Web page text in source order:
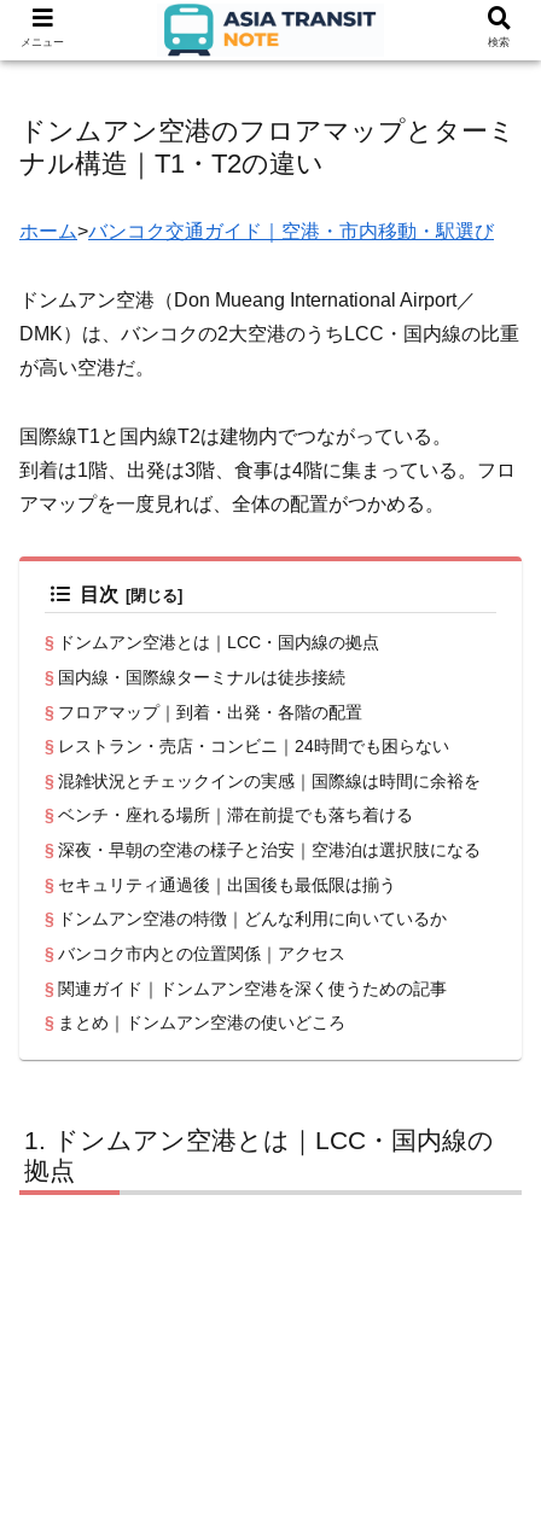
ドンムアン空港のフロアマップとターミ
ナル構造｜T1・T2の違い
ホーム>バンコク交通ガイド｜空港・市内移動・駅選び
ドンムアン空港（Don Mueang International Airport／
DMK）は、バンコクの2大空港のうちLCC・国内線の比重
が高い空港だ。
国際線T1と国内線T2は建物内でつながっている。
到着は1階、出発は3階、食事は4階に集まっている。フロ
アマップを一度見れば、全体の配置がつかめる。
目次
ドンムアン空港とは｜LCC・国内線の拠点
国内線・国際線ターミナルは徒歩接続
フロアマップ｜到着・出発・各階の配置
レストラン・売店・コンビニ｜24時間でも困らない
混雑状況とチェックインの実感｜国際線は時間に余裕を
ベンチ・座れる場所｜滞在前提でも落ち着ける
深夜・早朝の空港の様子と治安｜空港泊は選択肢になる
セキュリティ通過後｜出国後も最低限は揃う
ドンムアン空港の特徴｜どんな利用に向いているか
バンコク市内との位置関係｜アクセス
関連ガイド｜ドンムアン空港を深く使うための記事
まとめ｜ドンムアン空港の使いどころ
ドンムアン空港とは｜LCC・国内線の
拠点
メニュー 検索